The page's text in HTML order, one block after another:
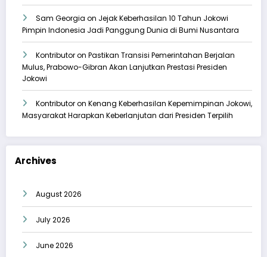
Sam Georgia on Jejak Keberhasilan 10 Tahun Jokowi
Pimpin Indonesia Jadi Panggung Dunia di Bumi Nusantara
Kontributoron Pastikan Transisi Pemerintahan Berjalan
Mulus, Prabowo-Gibran Akan Lanjutkan Prestasi Presiden
Jokowi
Kontributoron Kenang Keberhasilan Kepemimpinan Jokowi,
Masyarakat Harapkan Keberlanjutan dari Presiden Terpilih
Archives
August 2026
July 2026
June 2026